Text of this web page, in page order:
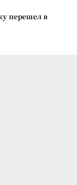
перешел в